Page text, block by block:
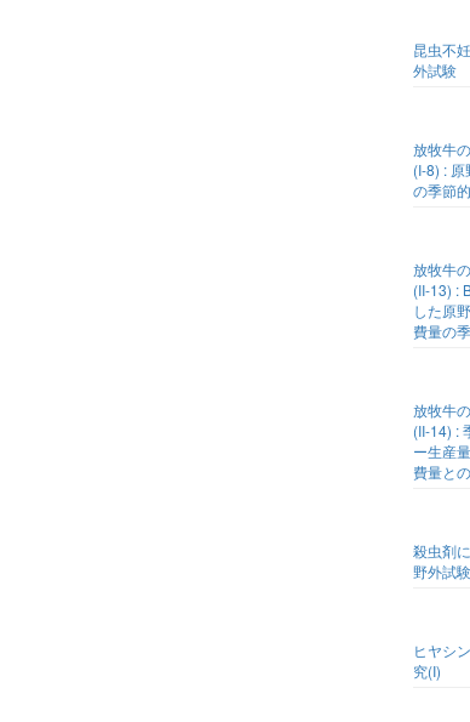
昆虫不
外試験
放牧牛
(I-8) :
の季節
放牧牛
(II-13) :
した原
費量の
放牧牛
(II-14) :
ー生産
費量と
殺虫剤
野外試験
ヒヤシ
究(I)